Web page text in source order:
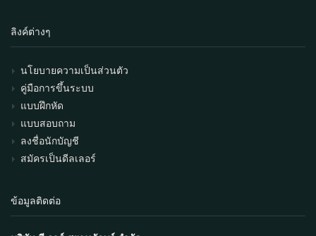
ลิงค์ต่างๆ
นโยบายความเป็นส่วนตัว
คู่มือการขึ้นระบบ
แบบฝึกหัด
แบบสอบถาม
ลงชื่อนักบัญชี
สมัครเป็นดีลเลอร์
ข้อมูลติดต่อ